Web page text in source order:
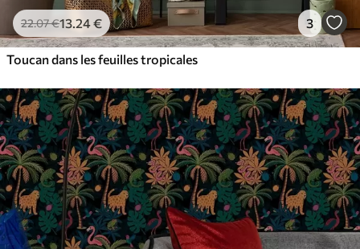
22.07€13.24€ 3
Toucan dans les feuilles tropicales